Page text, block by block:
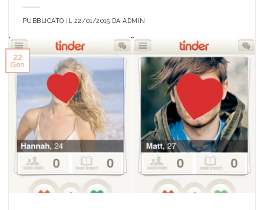
PUBBLICATO IL 22/01/2015 DAADMIN
22
Gen